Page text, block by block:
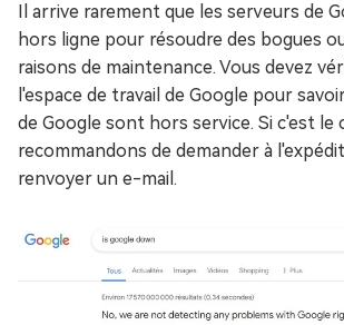
Il arrive rarement que les serveurs de
hors ligne pour résoudre des bogues
raisons de maintenance. Vous devez
l'espace de travail de Google pour
de Google sont hors service. Si c'est le
recommandons de demander à
renvoyer un e-mail.